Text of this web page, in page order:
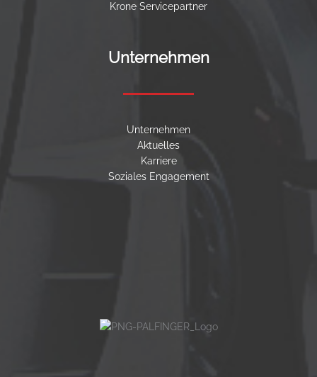
Krone Servicepartner
Unternehmen
Unternehmen
Aktuelles
Karriere
Soziales Engagement